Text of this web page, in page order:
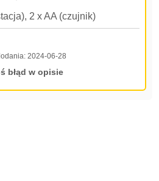
2 x AA (czujnik)
2024-06-28
błąd w opisie